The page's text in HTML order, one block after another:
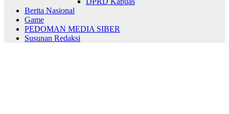
Berita Nasional
Game
PEDOMAN MEDIA SIBER
Susunan Redaksi